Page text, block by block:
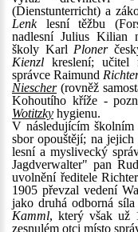
(Dienstunterricht) a
Lenklesní těžbu
nadlesní Julius Kilian
školy Karl Ploner
Kienzl kreslení; učitel
správce Raimund
Niescher(rovněž
Kohoutího kříže -
Wotitzky hygienu.
V následujícím školním
sbor opouštějí; na
lesní a myslivecký
Jagdverwalter" pan
uvolnění ředitele
1905 převzal vedení
jako druhá odborná
Kamml, který však už
zesnulém otci místo